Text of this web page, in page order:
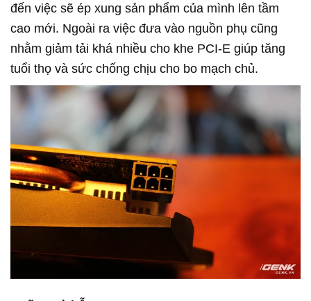
đến việc sẽ ép xung sản phẩm của mình lên tầm
cao mới. Ngoài ra việc đưa vào nguồn phụ cũng
nhằm giảm tải khá nhiều cho khe PCI-E giúp tăng
tuổi thọ và sức chống chịu cho bo mạch chủ.